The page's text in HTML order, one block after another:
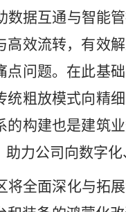
数据互通与智能
高效流转，有效
点问题。在此基
统粗放模式向精
的构建也是建筑
力公司向数字
将全面深化与拓